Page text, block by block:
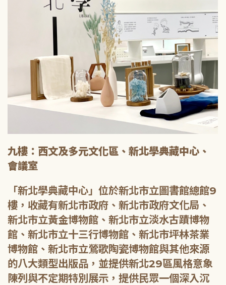
九樓：西文及多元文化區、新北學典藏中心、
會議室
「新北學典藏中心」位於新北市立圖書館總館9
樓，收藏有新北市政府、新北市政府文化局、
新北市立黃金博物館、新北市立淡水古蹟博物
館、新北市立十三行博物館、新北市坪林茶業
博物館、新北市立鶯歌陶瓷博物館與其他來源
的八大類型出版品，並提供新北29區風格意象
陳列與不定期特別展示，提供民眾一個深入沉